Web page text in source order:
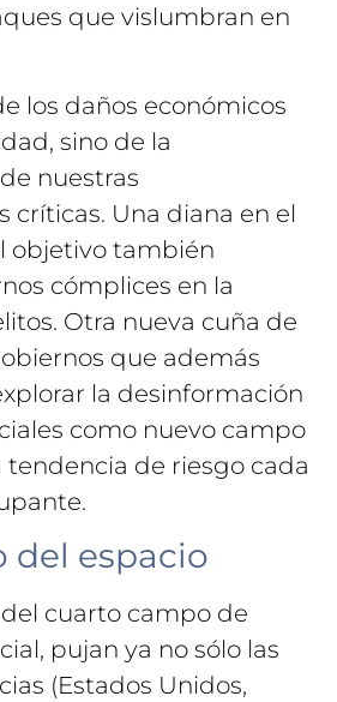
que vislumbran en
los daños económicos
sino de la
nuestras
críticas. Una diana en el
objetivo también
cómplices en la
Otra nueva cuña de
que además
la desinformación
como nuevo campo
tendencia de riesgo cada
del espacio
cuarto campo de
pujan ya no sólo las
(Estados Unidos,